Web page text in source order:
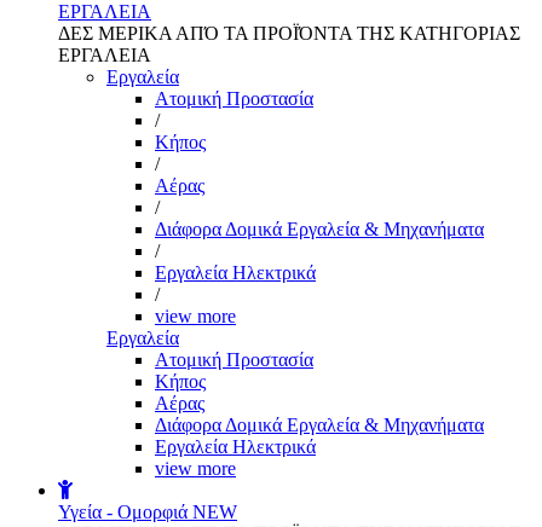
ΕΡΓΑΛΕΙΑ
ΔΕΣ ΜΕΡΙΚΑ ΑΠΌ ΤΑ ΠΡΟΪΌΝΤΑ ΤΗΣ ΚΑΤΗΓΟΡΙΑΣ
ΕΡΓΑΛΕΙΑ
Εργαλεία
Aτομική Προστασία
/
Kήπος
/
Αέρας
/
Διάφορα Δομικά Εργαλεία & Μηχανήματα
/
Εργαλεία Ηλεκτρικά
/
view more
Εργαλεία
Aτομική Προστασία
Kήπος
Αέρας
Διάφορα Δομικά Εργαλεία & Μηχανήματα
Εργαλεία Ηλεκτρικά
view more
Υγεία - Ομορφιά NEW